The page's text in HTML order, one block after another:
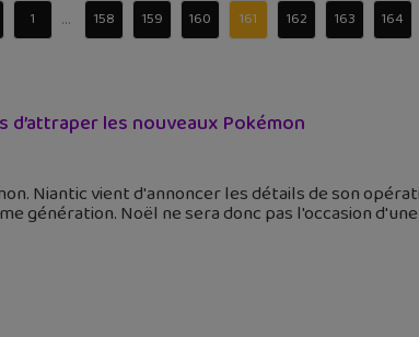
1 ... 158 159 160 161 162 163 164
les nouveaux Pokémon
Niantic vient d'annoncer les détails de son
génération. Noël ne sera donc pas l'occasion